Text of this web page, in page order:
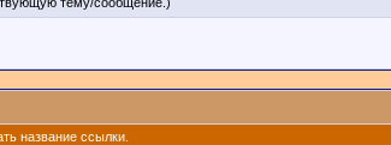
название ссылки.